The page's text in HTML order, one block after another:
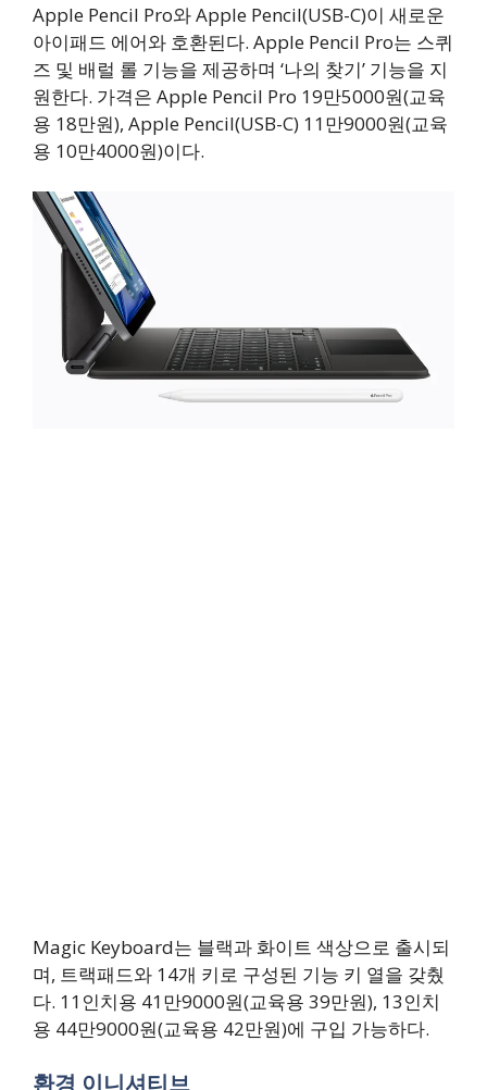
Apple Pencil Pro와 Apple Pencil(USB-C)이 새로운
아이패드 에어와 호환된다. Apple Pencil Pro는 스퀴
즈 및 배럴 롤 기능을 제공하며 ‘나의 찾기’ 기능을 지
원한다. 가격은 Apple Pencil Pro 19만5000원(교육
용 18만원), Apple Pencil(USB-C) 11만9000원(교육
용 10만4000원)이다.
Magic Keyboard는 블랙과 화이트 색상으로 출시되
며, 트랙패드와 14개 키로 구성된 기능 키 열을 갖췄
다. 11인치용 41만9000원(교육용 39만원), 13인치
용 44만9000원(교육용 42만원)에 구입 가능하다.
환경 이니셔티브